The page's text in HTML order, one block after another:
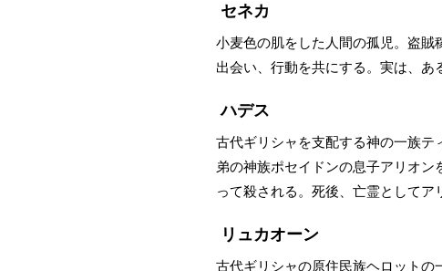
セネカ
小麦色の肌をした人間の孤児。盗賊
出会い、行動を共にする。実は、あ
ハデス
古代ギリシャを支配する神の一族
弟の神族ポセイドンの息子アリオ
って殺される。死後、亡霊としてア
リュカオーン
古代ギリシャの原住民族ヘロットの